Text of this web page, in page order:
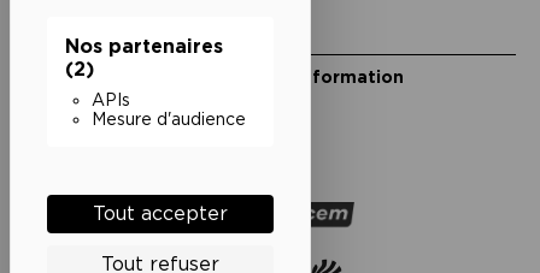
Nos partenaires
(2)
APIs
Mesure d'audience
Tout accepter
Tout refuser
Restons en lien
Inscrivez-vous à notre lettre d’information
Suivez-nous sur les réseaux